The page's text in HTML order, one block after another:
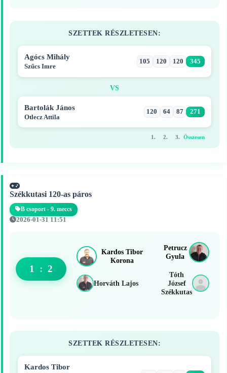
SZETTEK RÉSZLETESEN:
Agócs Mihály
Szűcs Imre
105 120 120 345
VS
Bartolák János
Otlecz Attila
120 64 87 271
1. 2. 3. Összesen
Székkutasi 120-as páros
B csoport - 9. meccs
2026-01-31 11:51
Kardos Tibor
Korona
Horváth Lajos
1 : 2
Petrucz
Gyula
Tóth
József
Székkutas
SZETTEK RÉSZLETESEN:
Kardos Tibor